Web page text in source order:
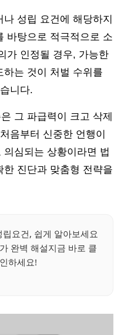
성립 요건에 해당하지
바탕으로 적극적으로 소
가 인정될 경우, 가능한
하는 것이 처벌 수위를
니다.
그 파급력이 크고 삭제
음부터 신중한 언행이
심되는 상황이라면 법
진단과 맞춤형 전략을
립요건, 쉽게 알아보세요
완벽 해설지금 바로 클
하세요!